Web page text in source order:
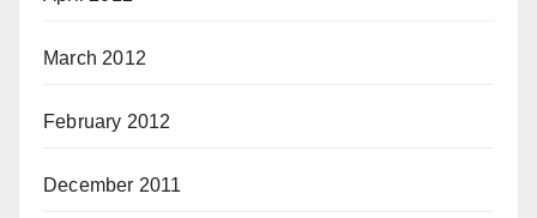
March 2012
February 2012
December 2011